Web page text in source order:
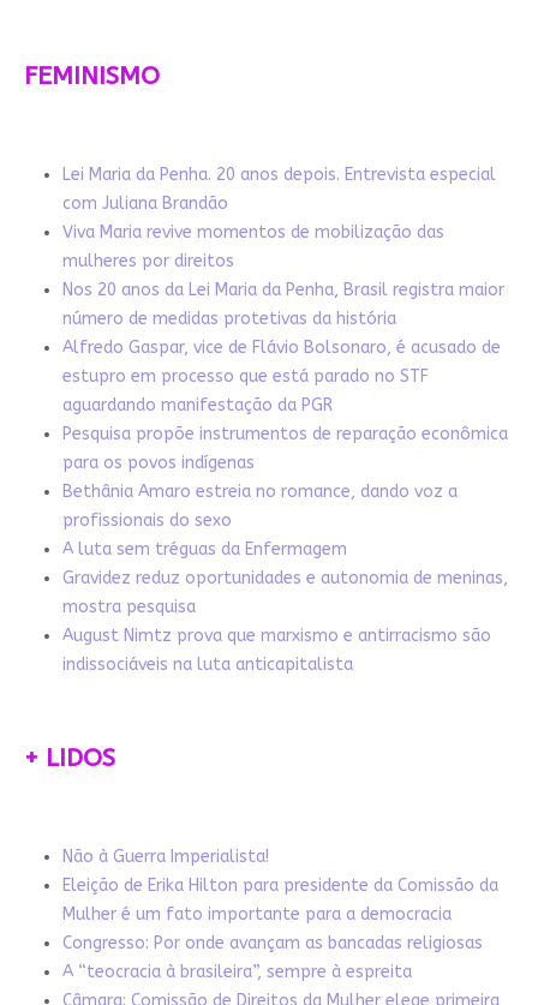
FEMINISMO
Lei Maria da Penha. 20 anos depois. Entrevista especial
com Juliana Brandão
Viva Maria revive momentos de mobilização das
mulheres por direitos
Nos 20 anos da Lei Maria da Penha, Brasil registra maior
número de medidas protetivas da história
Alfredo Gaspar, vice de Flávio Bolsonaro, é acusado de
estupro em processo que está parado no STF
aguardando manifestação da PGR
Pesquisa propõe instrumentos de reparação econômica
para os povos indígenas
Bethânia Amaro estreia no romance, dando voz a
profissionais do sexo
A luta sem tréguas da Enfermagem
Gravidez reduz oportunidades e autonomia de meninas,
mostra pesquisa
August Nimtz prova que marxismo e antirracismo são
indissociáveis na luta anticapitalista
+ LIDOS
Não à Guerra Imperialista!
Eleição de Erika Hilton para presidente da Comissão da
Mulher é um fato importante para a democracia
Congresso: Por onde avançam as bancadas religiosas
A “teocracia à brasileira”, sempre à espreita